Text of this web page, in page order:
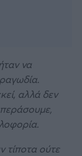
να
αλλά δεν
τίποτα ούτε